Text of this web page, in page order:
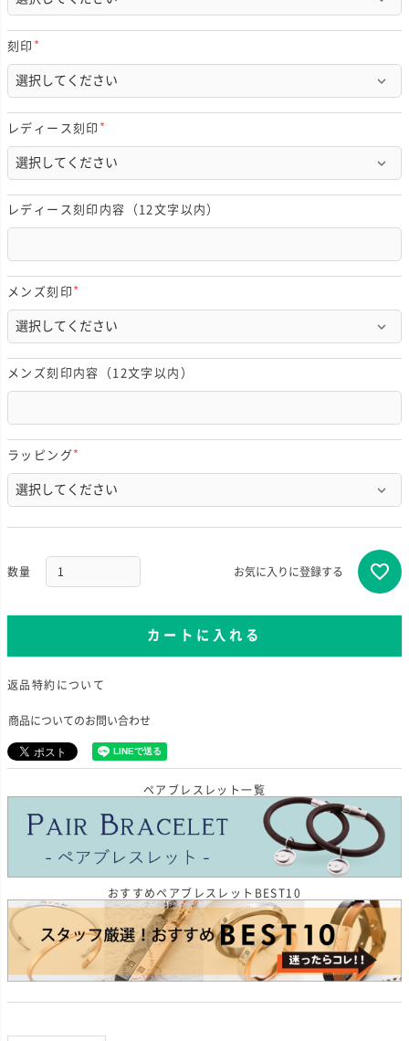
)
刻印
必
須
)
レディース刻印
必
須
)
レディース刻印内容（12文字以内）
メンズ刻印
必
須
)
メンズ刻印内容（12文字以内）
ラッピング
必
須
)
お気に入りに登録する
カートに入れる
返品特約について
商品についてのお問い合わせ
ペアブレスレット一覧
おすすめペアブレスレットBEST10